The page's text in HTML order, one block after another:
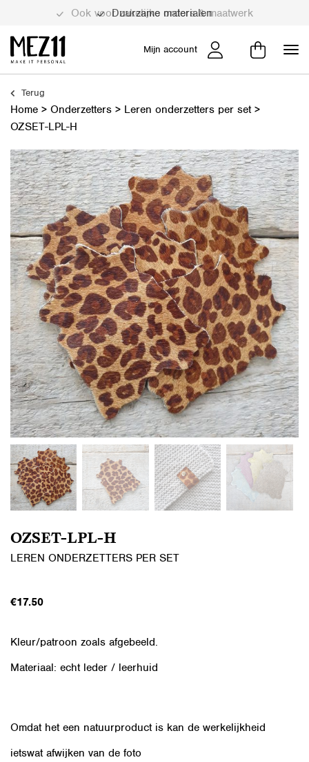
Duurzame materialen
Mijn account
Terug
Home > Onderzetters > Leren onderzetters per set>
OZSET-LPL-H
OZSET-LPL-H
LEREN ONDERZETTERS PER SET
€17.50
Kleur/patroon zoals afgebeeld.
Materiaal: echt leder / leerhuid
Omdat het een natuurproduct is kan de werkelijkheid
ietswat afwijken van de foto